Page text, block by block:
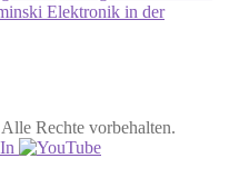
Elektronik in der
Rechte vorbehalten.